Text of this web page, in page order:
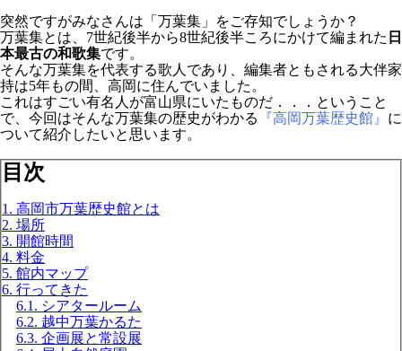
突然ですがみなさんは「万葉集」をご存知でしょうか？
万葉集とは、7世紀後半から8世紀後半ころにかけて編まれた 日
本最古の和歌集です。
そんな万葉集を代表する歌人であり、編集者ともされる大伴家
持は5年もの間、高岡に住んでいました。
これはすごい有名人が富山県にいたものだ．．．ということ
で、今回はそんな万葉集の歴史がわかる
『高岡万葉歴史館』 に
ついて紹介したいと思います。
目次
1. 高岡市万葉歴史館とは
2. 場所
3. 開館時間
4. 料金
5. 館内マップ
6. 行ってきた
6.1. シアタールーム
6.2. 越中万葉かるた
6.3. 企画展と常設展